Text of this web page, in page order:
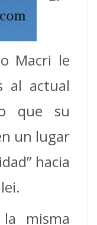
Macri le
al actual
que su
un lugar
hacia
misma